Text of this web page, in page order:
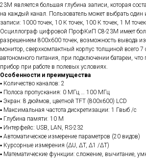
23М является большая глубина записи, которая
на каждый канал. Пользователь может выбрать
записи: 1000 точек, 10 К точек, 100 К точек, 1 М
Осциллограф цифровой ПрофКиП С8-23М имеет
разрешением 800х600 точек, возможность вывода
монитор, сверхкомпактный корпус толщиной всего
автономного питания, при подключении батареи, что
прибор при работе в полевых условиях.
Особенности и преимущества
▪ Количество каналов: 2
▪ Полоса пропускания: 0 МГц … 100 МГц
▪ Экран: 8 дюймов, цветной TFT (800х600) LCD
▪ Максимальная частота дискретизации: 1 Гвыб /с
▪ Глубина памяти: 10 М
▪ Интерфейс: USB, LAN, RS-232
▪ Автоматическое измерение параметров (20 видов)
▪ Курсорные измерения (ΔU, ΔT, Δ1 /ΔT)
▪ Математические функции: сложение, вычитание,